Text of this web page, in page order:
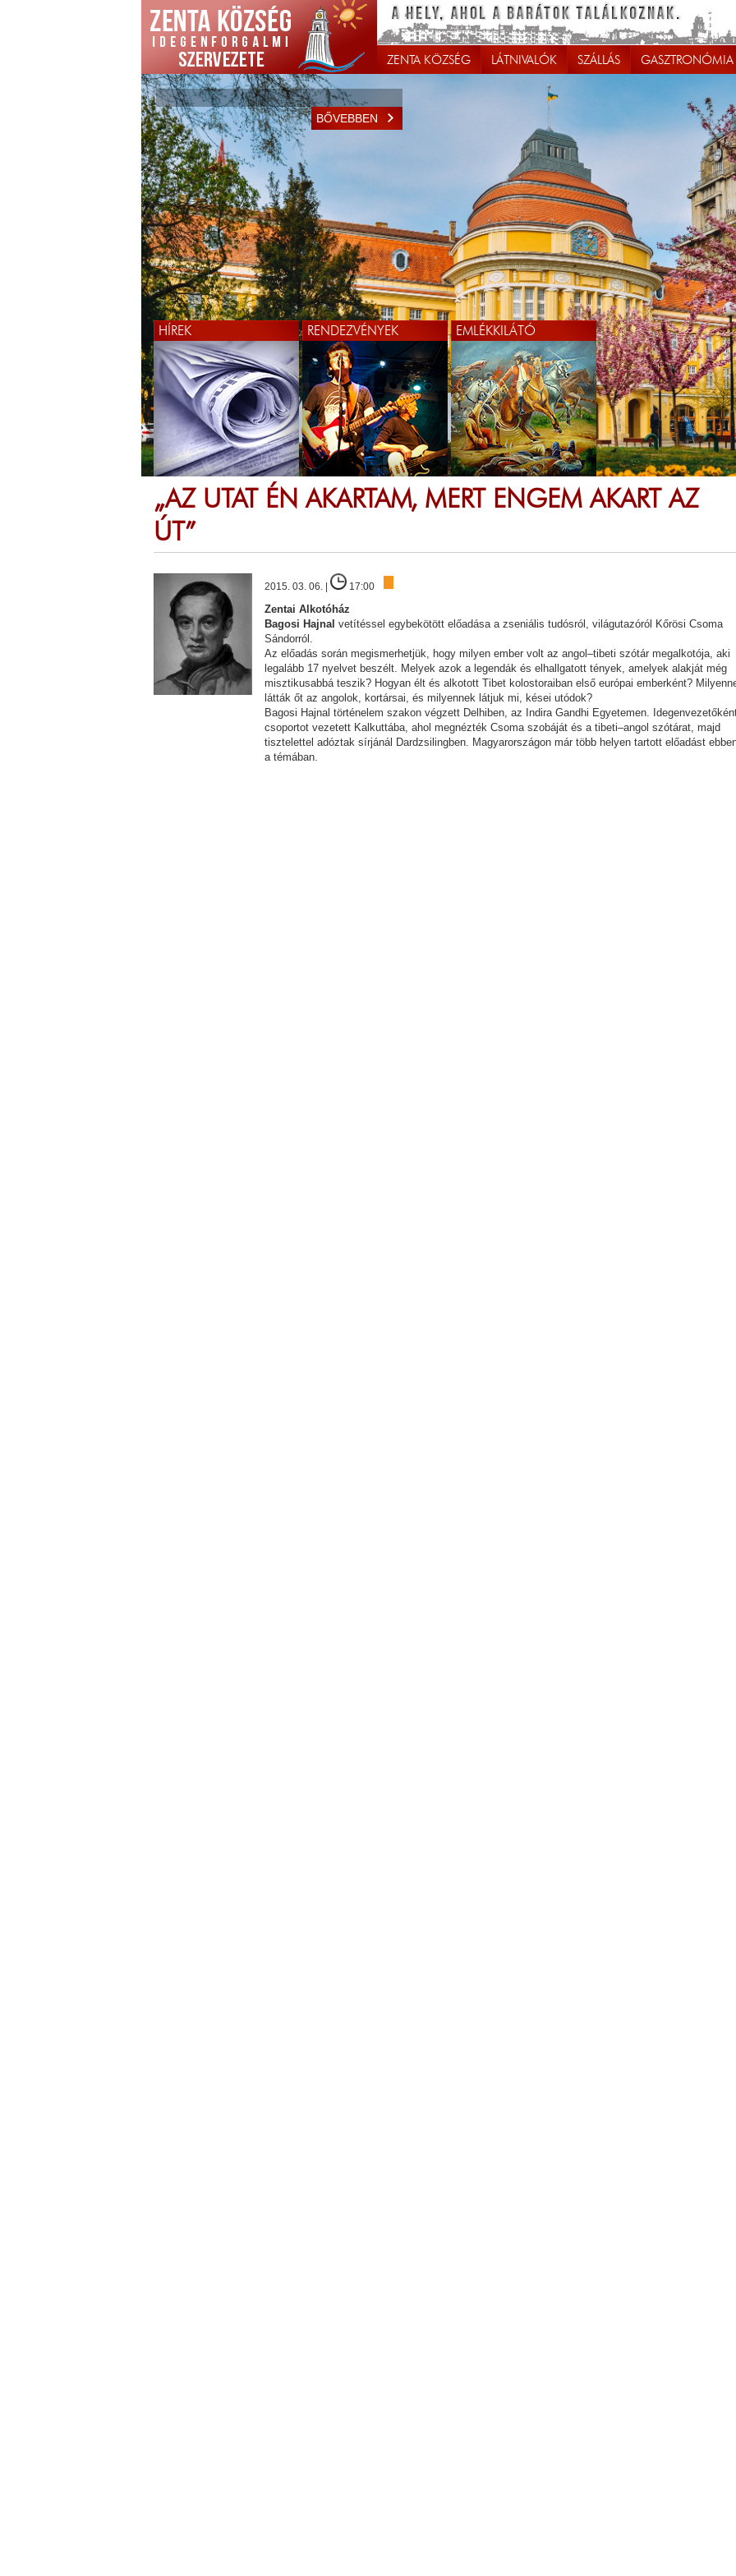
ZENTA KÖZSÉG LÁTNIVALÓK SZÁLLÁS GASZTRONÓMIA
BŐVEBBEN
HÍREK RENDEZVÉNYEK EMLÉKKILÁTÓ
„AZ UTAT ÉN AKARTAM, MERT ENGEM AKART AZ
ÚT”
2015. 03. 06. | 17:00
Zentai Alkotóház
Bagosi Hajnal vetítéssel egybekötött előadása a zseniális tudósról, világutazóról Kőrösi Csoma
Sándorról.
Az előadás során megismerhetjük, hogy milyen ember volt az angol–tibeti szótár megalkotója, aki
legalább 17 nyelvet beszélt. Melyek azok a legendák és elhallgatott tények, amelyek alakját még
misztikusabbá teszik? Hogyan élt és alkotott Tibet kolostoraiban első európai emberként?
látták őt az angolok, kortársai, és milyennek látjuk mi, kései utódok?
Bagosi Hajnal történelem szakon végzett Delhiben, az Indira Gandhi Egyetemen.
csoportot vezetett Kalkuttába, ahol megnézték Csoma szobáját és a tibeti–angol szótárat, majd
tisztelettel adóztak sírjánál Dardzsilingben. Magyarországon már több helyen tartott előadást
a témában.